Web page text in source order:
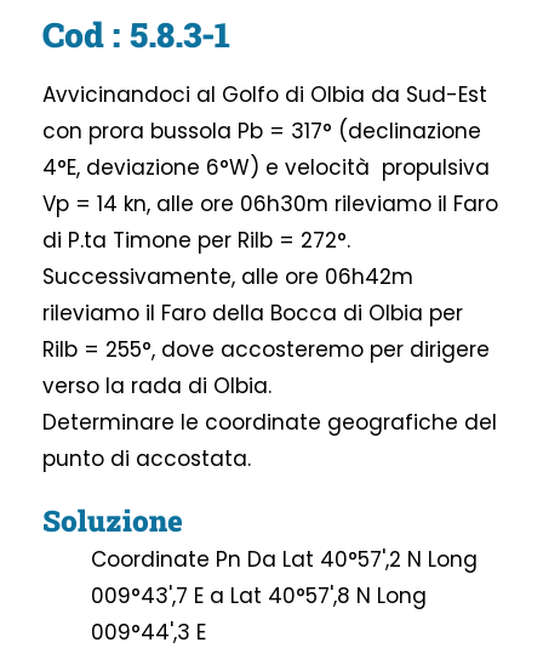
Cod : 5.8.3-1
Avvicinandoci al Golfo di Olbia da Sud-Est
con prora bussola Pb = 317° (declinazione
4°E, deviazione 6°W) e velocità propulsiva
Vp = 14 kn, alle ore 06h30m rileviamo il Faro
di P.ta Timone per Rilb = 272°.
Successivamente, alle ore 06h42m
rileviamo il Faro della Bocca di Olbia per
Rilb = 255°, dove accosteremo per dirigere
verso la rada di Olbia.
Determinare le coordinate geografiche del
punto di accostata.
Soluzione
Coordinate Pn Da Lat 40°57',2 N Long
009°43',7 E a Lat 40°57',8 N Long
009°44',3 E